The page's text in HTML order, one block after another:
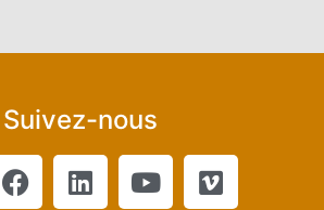
Suivez-nous